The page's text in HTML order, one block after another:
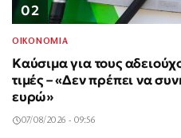
02
ΟΙΚΟΝΟΜΙΑ
Καύσιμα για τους
τιμές – «Δεν πρέπει να
ευρώ»
07/08/2026 - 09:56